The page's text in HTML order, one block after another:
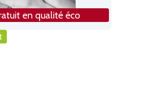
en qualité éco